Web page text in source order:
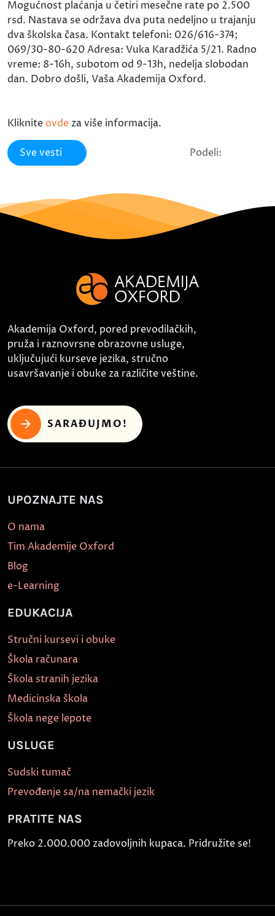
Mogućnost plaćanja u četiri mesečne rate po 2.500
rsd. Nastava se održava dva puta nedeljno u trajanju
dva školska časa. Kontakt telefoni: 026/616-374;
069/30-80-620 Adresa: Vuka Karadžića 5/21. Radno
vreme: 8-16h, subotom od 9-13h, nedelja slobodan
dan. Dobro došli, Vaša Akademija Oxford.
Kliknite ovde za više informacija.
Sve vesti Podeli:
Akademija Oxford, pored prevodilačkih,
pruža i raznovrsne obrazovne usluge,
uključujući kurseve jezika, stručno
usavršavanje i obuke za različite veštine.
SARAĐUJMO!
UPOZNAJTE NAS
O nama
Tim Akademije Oxford
Blog
e-Learning
EDUKACIJA
Stručni kursevi i obuke
Škola računara
Škola stranih jezika
Medicinska škola
Škola nege lepote
USLUGE
Sudski tumač
Prevođenje sa/na nemački jezik
PRATITE NAS
Preko 2.000.000 zadovoljnih kupaca. Pridružite se!